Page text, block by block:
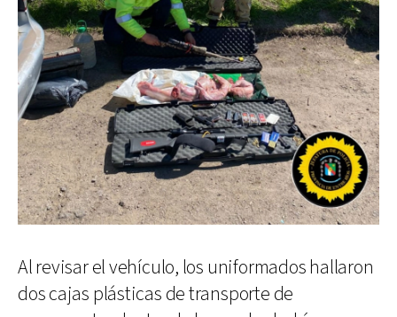
Al revisar el vehículo, los uniformados hallaron
dos cajas plásticas de transporte de